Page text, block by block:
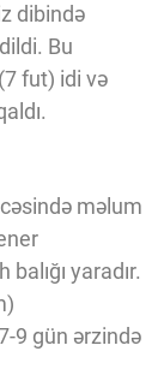
dibində
Bu
fut) idi və
məlum
yaradır.
9 gün ərzində